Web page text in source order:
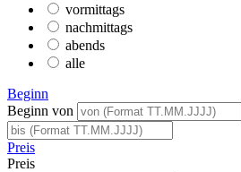
vormittags
nachmittags
abends
alle
Beginn
Beginn von
Preis
Preis